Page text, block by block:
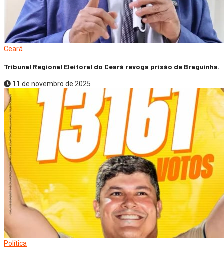
Ceará
Tribunal Regional Eleitoral do Ceará revoga prisão de Braguinha.
11 de novembro de 2025
Política